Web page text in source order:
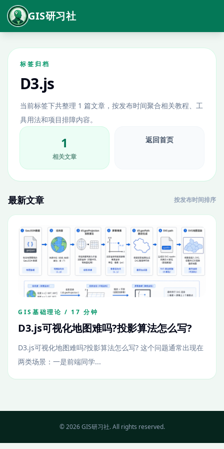
GIS研习社
标签归档
D3.js
当前标签下共整理 1 篇文章，按发布时间聚合相关教程、工
具用法和项目排障内容。
1
相关文章
返回首页
最新文章 按发布时间排序
GIS基础理论 / 17 分钟
D3.js可视化地图难吗?投影算法怎么写?
D3.js可视化地图难吗?投影算法怎么写? 这个问题通常出现在
两类场景：一是前端同学...
© 2026 GIS研习社. All rights reserved.